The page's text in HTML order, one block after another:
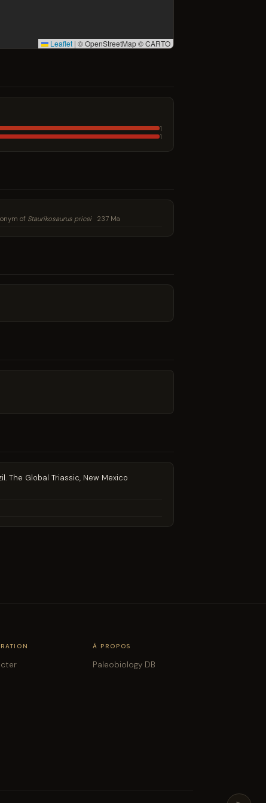
Leaflet | © OpenStreetMap © CARTO
1
1
of Staurikosaurus pricei 237 Ma
The Global Triassic, New Mexico
À PROPOS
Paleobiology DB